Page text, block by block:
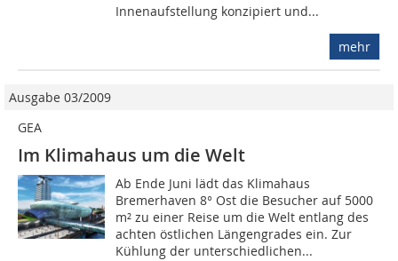
Innenaufstellung konzipiert und...
mehr
Ausgabe 03/2009
GEA
Im Klimahaus um die Welt
Ab Ende Juni lädt das Klimahaus
Bremerhaven 8° Ost die Besucher auf 5000
m² zu einer Reise um die Welt entlang des
achten östlichen Längengrades ein. Zur
Kühlung der unterschiedlichen...